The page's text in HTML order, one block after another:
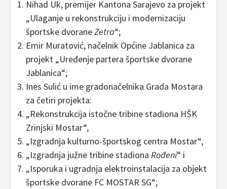
Nihad Uk, premijer Kantona Sarajevo za projekt
„Ulaganje u rekonstrukciju i modernizaciju
športske dvoraneZetra“;
Emir Muratović, načelnik Općine Jablanica za
projekt „Uređenje partera športske dvorane
Jablanica“;
Ines Sulić u ime gradonačelnika Grada Mostara
za četiri projekta:
„Rekonstrukcija istočne tribine stadiona HŠK
Zrinjski Mostar“,
„Izgradnja kulturno-športskog centra Mostar“,
„Izgradnja južne tribine stadiona Rođeni“ i
„Isporuka i ugradnja elektroinstalacija za objekt
športske dvorane FC MOSTAR SG“;